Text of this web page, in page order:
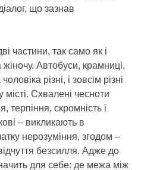
що зазнав
частини, так само як і
Автобуси, крамниці,
різні, і зовсім різні
місті. Схвалені чесноти
терпіння, скромність і
– викликають в
нерозуміння, згодом –
безсилля. Адже до
для себе: де межа між